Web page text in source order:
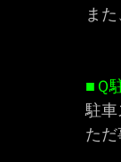
ま
■Ｑ
駐車
た